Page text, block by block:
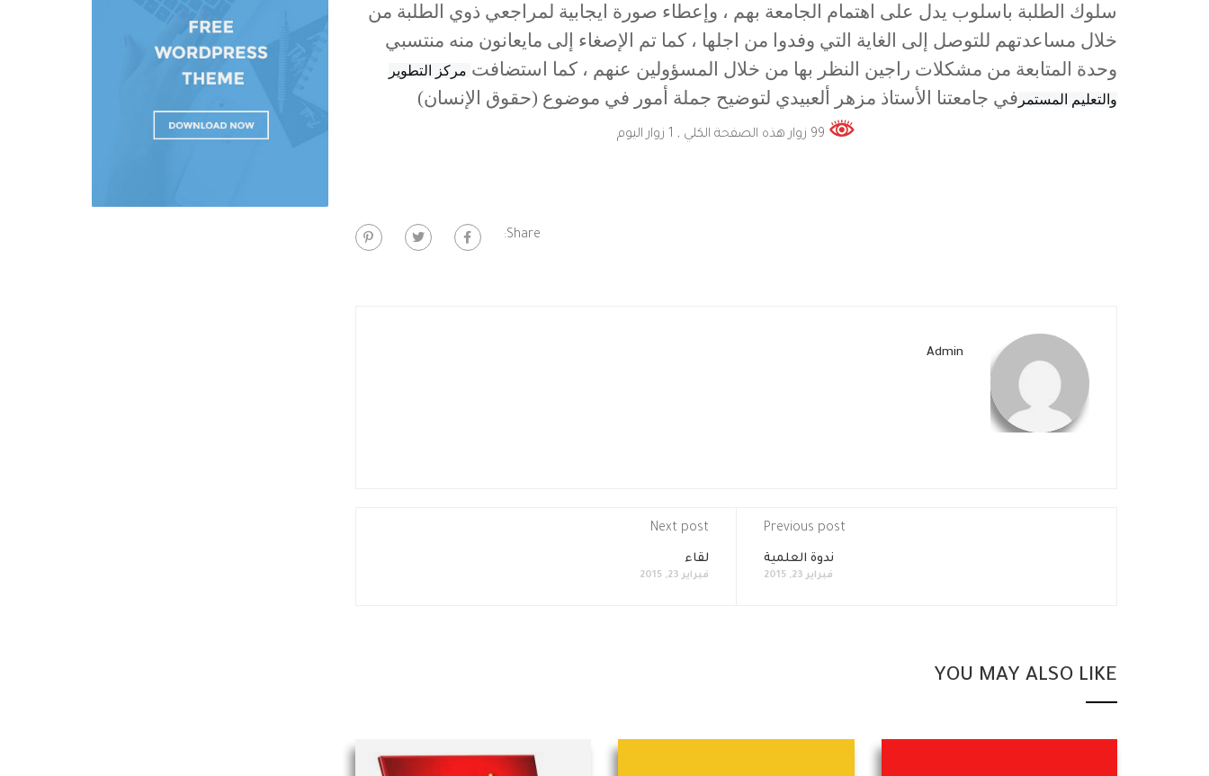
سلوك الطلبة باسلوب يدل على اهتمام الجامعة بهم ، وإعطاء صورة ايجابية لمراجعي ذوي الطلبة من
خلال مساعدتهم للتوصل إلى الغاية التي وفدوا من اجلها ، كما تم الإصغاء إلى مايعانون منه منتسبي
وحدة المتابعة من مشكلات راجين النظر بها من خلال المسؤولين عنهم ، كما استضافت
والتعليم المستمر في جامعتنا الأستاذ مزهر ألعبيدي لتوضيح جملة أمور في موضوع (حقوق الإنسان)
, 1 زوار اليوم
Share:
Admin
Previous post
ندوة العلمية
فبراير 23, 2015
Next post
لقاء
فبراير 23, 2015
YOU MAY ALSO LIKE